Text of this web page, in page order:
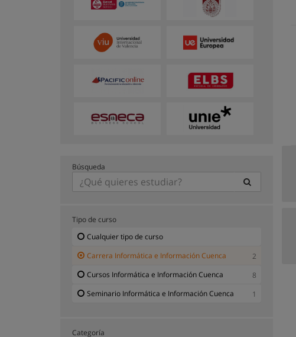
Búsqueda
Tipo de curso
Cualquier tipo de curso
Carrera Informática e Información Cuenca
2
Cursos Informática e Información Cuenca
8
Seminario Informática e Información Cuenca
1
Categoría